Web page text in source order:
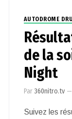
AUTODROME
de la
Night
Par360nitro.tv —
Suivez les